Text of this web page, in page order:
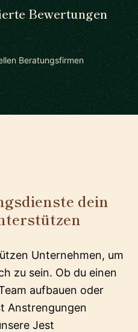
Bewertungen
Beratungsfirmen
dein
Unternehmen, um
zu sein. Ob du einen
aufbauen oder
Anstrengungen
Jest